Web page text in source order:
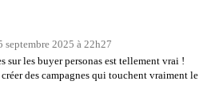
septembre 2025 à 22h27
sur les buyer personas est tellement vrai !
des campagnes qui touchent vraiment le